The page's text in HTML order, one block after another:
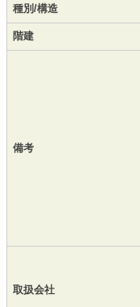
種別/構造
階建
備考
取扱会社